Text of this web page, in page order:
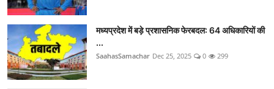
मध्यप्रदेश में बड़े प्रशासनिक फेरबदल: 64 अधिकारियों की
...
SaahasSamachar Dec 25, 2025 0 299